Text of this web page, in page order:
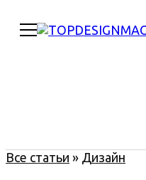
Все статьи » Дизайн